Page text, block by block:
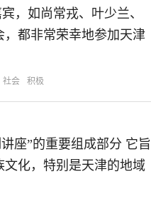
，如尚常戎、叶少兰、
都非常荣幸地参加天津
社会 积极
座”的重要组成部分 它旨
化，特别是天津的地域